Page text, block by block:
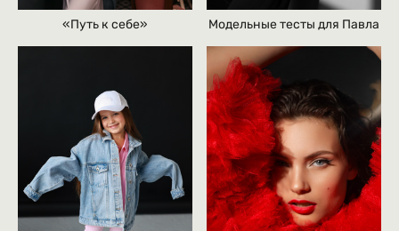
«Путь к себе» Модельные тесты для Павла